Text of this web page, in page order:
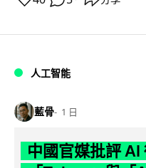
人工智能
藍骨 1 日
中國官媒批評